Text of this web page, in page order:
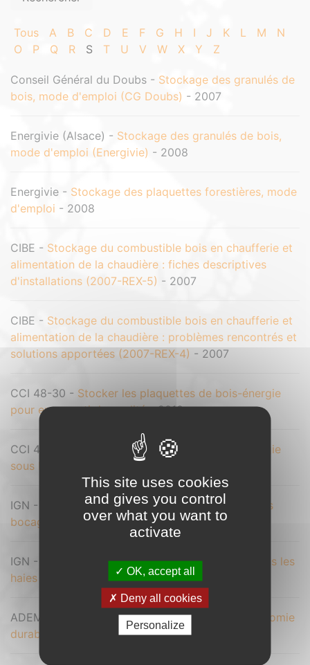
Tous A B C D E F G H I J K L M
N
O
P Q R S T U V W X Y Z
Conseil Général du Doubs - Stockage des granulés de
bois, mode d'emploi (CG Doubs) - 2007
Energivie (Alsace) - Stockage des granulés de bois,
mode d'emploi (Energivie) - 2008
Energivie - Stockage des plaquettes forestières, mode
d'emploi - 2008
CIBE - Stockage du combustible bois en chaufferie et
alimentation de la chaudière : fiches descriptives
d'installations (2007-REX-5) - 2007
CIBE - Stockage du combustible bois en chaufferie et
alimentation de la chaudière : problèmes rencontrés et
solutions apportées (2007-REX-4) - 2007
CCI 48-30 - Stocker les plaquettes de bois-énergie
pour en garantir la qualité- 2010
CCI 48-30 -
Stocker les plaquettes de bois-énergie
sous bâches drainantes : bonnes pratiques
IGN -
Stocks de bois et de carbone dans les haies
bocagères françaises- 2022
IGN -
Stocks et prélèvements actuels de bois dans les
haies bocagères
- 2025
ADEME -
Stratégie de l'ADEME pour une bioéconomie
durable - 2017-2022 - 2018
This site uses cookies
and gives you control
over what you want to
activate
OK, accept all
Deny all cookies
Personalize